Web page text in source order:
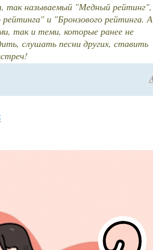
так называемый "Медный рейтинг",
и "Бронзового рейтинга. А
так и теми, которые ранее не
слушать песни других, ставить